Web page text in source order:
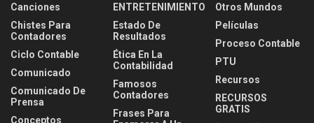
Canciones
Chistes Para
Contadores
Ciclo Contable
Comunicado
Comunicado De
Prensa
Conceptos
ENTRETENIMIENTO
Estado De
Resultados
Ética En La
Contabilidad
Famosos
Contadores
Frases Para
Otros Mundos
Películas
Proceso Contable
PTU
Recursos
RECURSOS
GRATIS